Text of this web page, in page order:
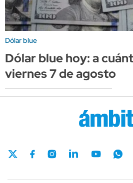
Dólar blue
Dólar blue hoy: a
viernes 7 de agosto